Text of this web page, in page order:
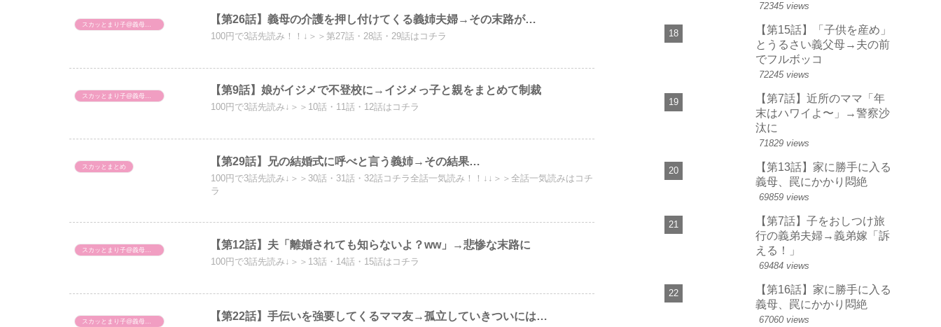
スカッとまり子@義母、旦那への仕返し 【第26話】義母の介護を押し付けてくる義姉夫婦→その末路が…
100円で3話先読み！！↓＞＞第27話・28話・29話はコチラ
【第9話】娘がイジメで不登校に→イジメっ子と親をまとめて制裁
100円で3話先読み↓＞＞10話・11話・12話はコチラ
スカッとまとめ 【第29話】兄の結婚式に呼べと言う義姉→その結果…
100円で3話先読み↓＞＞30話・31話・32話コチラ全話一気読み！！↓↓＞＞全話一気読みはコチ
ラ
スカッとまり子@義母、旦那への仕返し 【第12話】夫「離婚されても知らないよ？ww」→悲惨な末路に
100円で3話先読み↓＞＞13話・14話・15話はコチラ
【第22話】手伝いを強要してくるママ友→孤立していきついには…
72345 views
【第15話】「子供を産め」
とうるさい義父母→夫の前
でフルボッコ
72245 views
【第7話】近所のママ「年
末はハワイよ〜」→警察沙
汰に
71829 views
【第13話】家に勝手に入る
義母、罠にかかり悶絶
69859 views
【第7話】子をおしつけ旅
行の義弟夫婦→義弟嫁「訴
える！」
69484 views
【第16話】家に勝手に入る
義母、罠にかかり悶絶
67060 views